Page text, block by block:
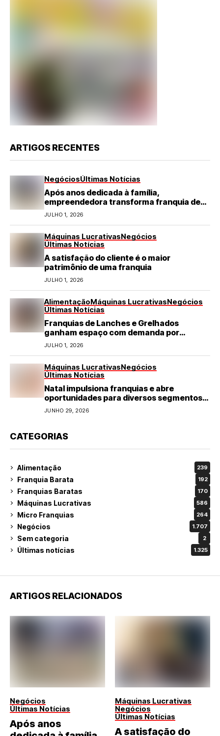
ARTIGOS RECENTES
NegóciosÚltimas Notícias
Após anos dedicada à família,
empreendedora transforma franquia de
turismo em negócio de destaque no RN
JULHO 1, 2026
Máquinas LucrativasNegócios
Últimas Notícias
A satisfação do cliente é o maior
patrimônio de uma franquia
JULHO 1, 2026
AlimentaçãoMáquinas LucrativasNegócios
Últimas Notícias
Franquias de Lanches e Grelhados
ganham espaço com demanda por
refeições rápidas e de qualidade
JULHO 1, 2026
Máquinas LucrativasNegócios
Últimas Notícias
Natal impulsiona franquias e abre
oportunidades para diversos segmentos
do varejo
JUNHO 29, 2026
CATEGORIAS
Alimentação 239
Franquia Barata 192
Franquias Baratas 170
Máquinas Lucrativas 586
Micro Franquias 264
Negócios 1.707
Sem categoria 2
Últimas notícias 1.325
ARTIGOS RELACIONADOS
Negócios
Últimas Notícias
Após anos
Máquinas Lucrativas
Negócios
Últimas Notícias
A satisfação do